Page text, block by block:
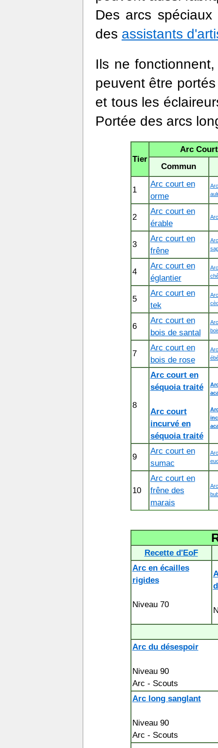
Des arcs
des assistants
Ils ne
peuvent être
et tous les
Portée des arcs
Tier
Arc Court
Commun
1
Arc court en
orme
2
Arc court en
érable
3
Arc court en
frêne
4
Arc court en
églantier
5
Arc court en
tek
6
Arc court en
bois de santal
7
Arc court en
bois de rose
8
Arc court en
séquoia traité
Arc court
incurvé en
séquoia traité
9
Arc court en
sumac
10
Arc court en
frêne des
marais
Recette d'EoF
Arc en écailles
rigides
Niveau 70
Arc du désespoir
Niveau 90
Arc - Scouts
Arc long sanglant
Niveau 90
Arc - Scouts